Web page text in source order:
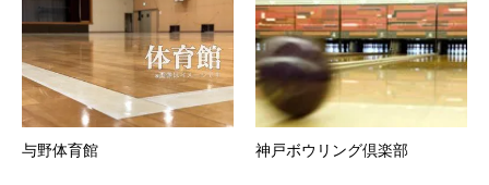
与野体育館 神戸ボウリング倶楽部